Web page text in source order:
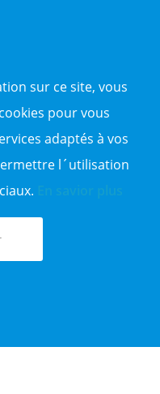
sur ce site, vous
pour vous
adaptés à vos
l´utilisation
Alger
Oran